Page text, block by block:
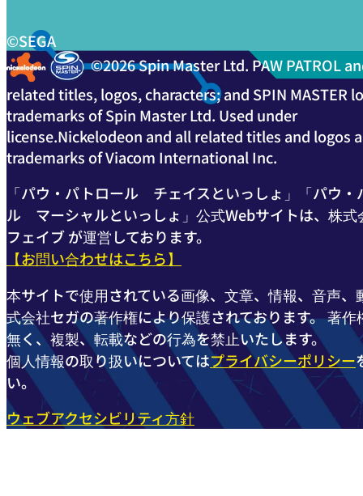
©SEGA
©2026 Spin Master Ltd. PAW PATROL
related titles, logos, characters; and SPIN MASTER
trademarks of Spin Master Ltd. Used under
license.Nickelodeon and all related titles and logos
trademarks of Viacom International Inc.
「パウ・パトロール チェイスといっしょ」「パウ・
ル マーシャルといっしょ」公式Webサイトは、株式
フェイブ が運営しております。
【お問い合わせはこちら】
本サイトで使用されている画像、文章、情報、音声、
式会社セガの著作権により保護されております。 著作
無く、複製、転載などの行為を禁止いたします。
個人情報の取り扱いについてはプライバシーポリシー
い。
ウェブアクセシビリティ方針